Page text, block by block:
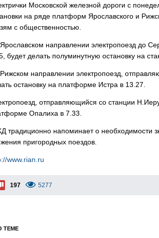
Московской железной дороги с
на ряде платформ Ярославского и
с общественностью.
направлении электропоезд до
будет делать полуминутную остановку на
направлении электропоезд,
остановку на платформе Истра в 13.27.
отправляющийся со станции
Опалиха в 7.33.
традиционно напоминает о необходимости
пригородных поездов.
www.rian.ru
197 5277
ТЕМЕ